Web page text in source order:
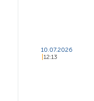
10.07.2026
12:13